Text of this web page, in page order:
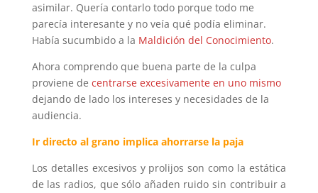
asimilar. Quería contarlo todo porque todo me
parecía interesante y no veía qué podía eliminar.
Había sucumbido a la Maldición del Conocimiento.
Ahora comprendo que buena parte de la culpa
proviene de centrarse excesivamente en uno mismo
dejando de lado los intereses y necesidades de la
audiencia.
Ir directo al grano implica ahorrarse la paja
Los detalles excesivos y prolijos son como la estática
de las radios, que sólo añaden ruido sin contribuir a